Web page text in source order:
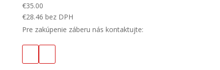
€35.00
€28.46 bez DPH
Pre zakúpenie záberu nás kontaktujte: